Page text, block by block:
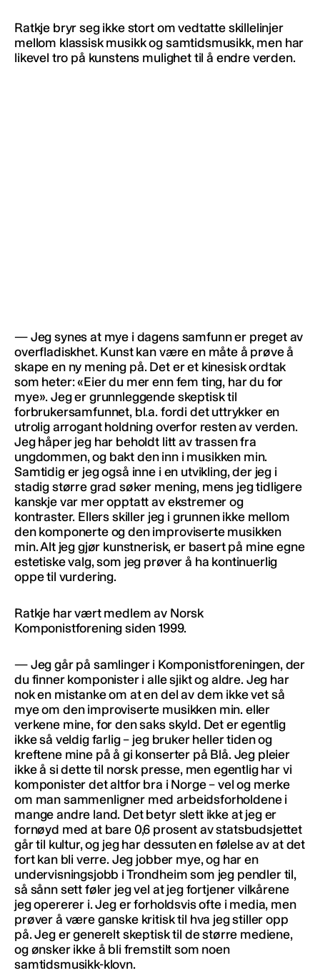
Ratkje bryr seg ikke stort om vedtatte skillelinjer
mellom klassisk musikk og samtidsmusikk, men har
likevel tro på kunstens mulighet til å endre verden.
— Jeg synes at mye i dagens samfunn er preget av
overfladiskhet. Kunst kan være en måte å prøve å
skape en ny mening på. Det er et kinesisk ordtak
som heter: «Eier du mer enn fem ting, har du for
mye». Jeg er grunnleggende skeptisk til
forbrukersamfunnet, bl.a. fordi det uttrykker en
utrolig arrogant holdning overfor resten av verden.
Jeg håper jeg har beholdt litt av trassen fra
ungdommen, og bakt den inn i musikken min.
Samtidig er jeg også inne i en utvikling, der jeg i
stadig større grad søker mening, mens jeg tidligere
kanskje var mer opptatt av ekstremer og
kontraster. Ellers skiller jeg i grunnen ikke mellom
den komponerte og den improviserte musikken
min. Alt jeg gjør kunstnerisk, er basert på mine egne
estetiske valg, som jeg prøver å ha kontinuerlig
oppe til vurdering.
Ratkje har vært medlem av Norsk
Komponistforening siden 1999.
— Jeg går på samlinger i Komponistforeningen, der
du finner komponister i alle sjikt og aldre. Jeg har
nok en mistanke om at en del av dem ikke vet så
mye om den improviserte musikken min. eller
verkene mine, for den saks skyld. Det er egentlig
ikke så veldig farlig – jeg bruker heller tiden og
kreftene mine på å gi konserter på Blå. Jeg pleier
ikke å si dette til norsk presse, men egentlig har vi
komponister det altfor bra i Norge – vel og merke
om man sammenligner med arbeidsforholdene i
mange andre land. Det betyr slett ikke at jeg er
fornøyd med at bare 0,6 prosent av statsbudsjettet
går til kultur, og jeg har dessuten en følelse av at det
fort kan bli verre. Jeg jobber mye, og har en
undervisningsjobb i Trondheim som jeg pendler til,
så sånn sett føler jeg vel at jeg fortjener vilkårene
jeg opererer i. Jeg er forholdsvis ofte i media, men
prøver å være ganske kritisk til hva jeg stiller opp
på. Jeg er generelt skeptisk til de større mediene,
og ønsker ikke å bli fremstilt som noen
samtidsmusikk-klovn.